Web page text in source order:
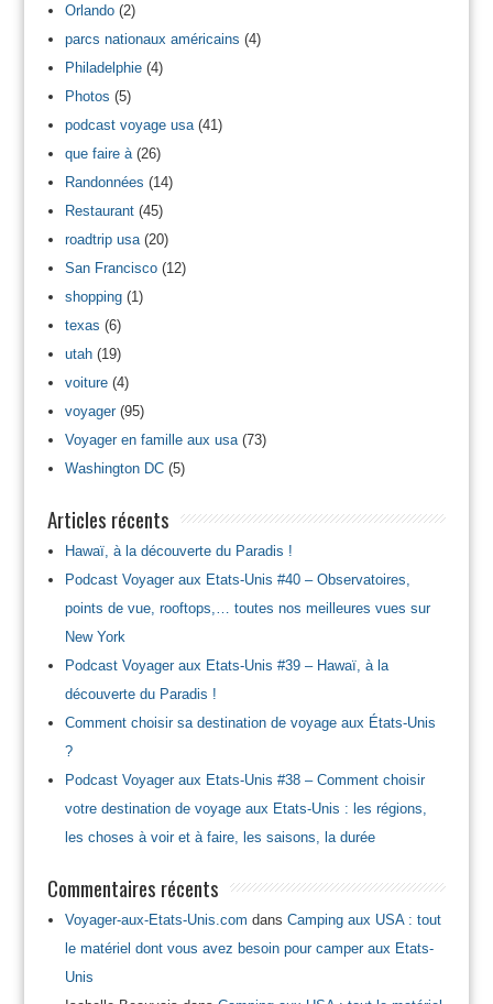
Orlando(2)
parcs nationaux américains (4)
Philadelphie(4)
Photos (5)
podcast voyage usa(41)
que faire à(26)
Randonnées (14)
Restaurant(45)
roadtrip usa(20)
San Francisco(12)
shopping(1)
texas (6)
utah(19)
voiture(4)
voyager(95)
Voyager en famille aux usa(73)
Washington DC(5)
Articles récents
Hawaï, à la découverte du Paradis !
Podcast Voyager aux Etats-Unis #40 – Observatoires,
points de vue, rooftops,… toutes nos meilleures vues sur
New York
Podcast Voyager aux Etats-Unis #39 – Hawaï, à la
découverte du Paradis !
Comment choisir sa destination de voyage aux États-Unis
?
Podcast Voyager aux Etats-Unis #38 – Comment choisir
votre destination de voyage aux Etats-Unis : les régions,
les choses à voir et à faire, les saisons, la durée
Commentaires récents
Voyager-aux-Etats-Unis.com dans Camping aux USA : tout
le matériel dont vous avez besoin pour camper aux Etats-
Unis